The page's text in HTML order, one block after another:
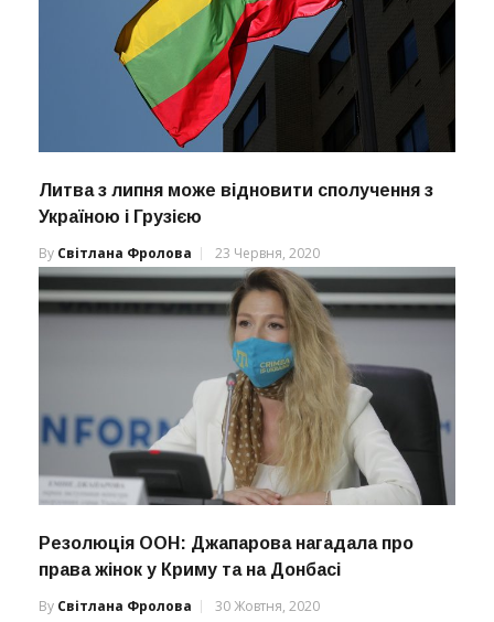
Литва з липня може відновити сполучення з
Україною і Грузією
By Світлана Фролова 23 Червня, 2020
Резолюція ООН: Джапарова нагадала про
права жінок у Криму та на Донбасі
By Світлана Фролова 30 Жовтня, 2020